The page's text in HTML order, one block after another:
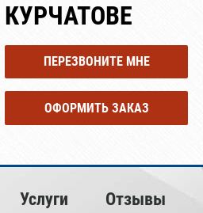
ПЕРЕЗВОНИТЕ МНЕ
ОФОРМИТЬ ЗАКАЗ
Услуги Отзывы